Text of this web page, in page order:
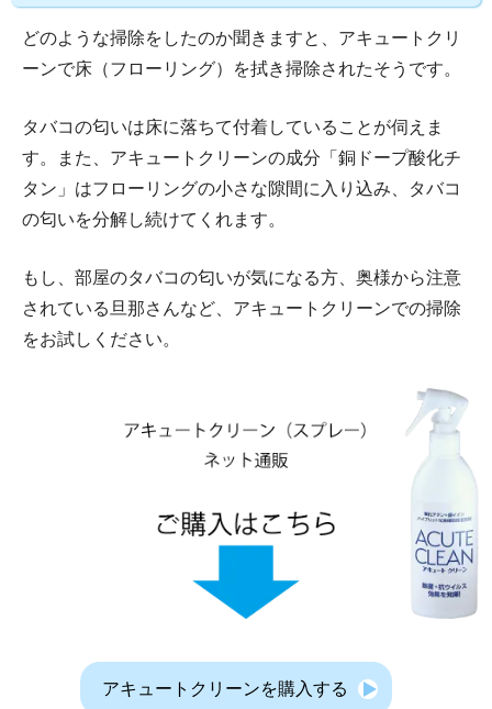
どのような掃除をしたのか聞きますと、アキュートクリ
ーンで床（フローリング）を拭き掃除されたそうです。
タバコの匂いは床に落ちて付着していることが伺えま
す。また、アキュートクリーンの成分「銅ドープ酸化チ
タン」はフローリングの小さな隙間に入り込み、タバコ
の匂いを分解し続けてくれます。
もし、部屋のタバコの匂いが気になる方、奥様から注意
されている旦那さんなど、アキュートクリーンでの掃除
をお試しください。
アキュートクリーンを購入する